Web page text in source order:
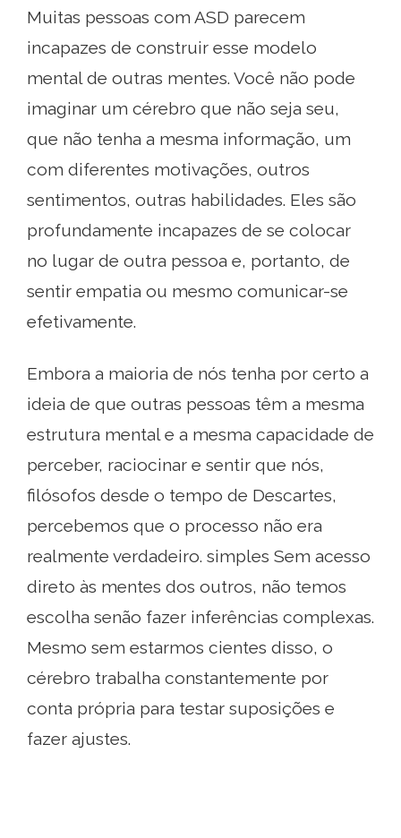
Muitas pessoas com ASD parecem
incapazes de construir esse modelo
mental de outras mentes. Você não pode
imaginar um cérebro que não seja seu,
que não tenha a mesma informação, um
com diferentes motivações, outros
sentimentos, outras habilidades. Eles são
profundamente incapazes de se colocar
no lugar de outra pessoa e, portanto, de
sentir empatia ou mesmo comunicar-se
efetivamente.
Embora a maioria de nós tenha por certo a
ideia de que outras pessoas têm a mesma
estrutura mental e a mesma capacidade de
perceber, raciocinar e sentir que nós,
filósofos desde o tempo de Descartes,
percebemos que o processo não era
realmente verdadeiro. simples Sem acesso
direto às mentes dos outros, não temos
escolha senão fazer inferências complexas.
Mesmo sem estarmos cientes disso, o
cérebro trabalha constantemente por
conta própria para testar suposições e
fazer ajustes.